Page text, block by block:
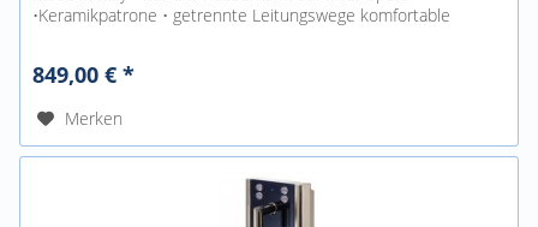
•Keramikpatrone • getrennte Leitungswege komfortable
849,00 € *
Merken